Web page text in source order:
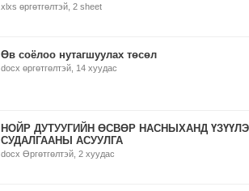
xlxs өргөтгөлтэй, 2 sheet
Өв соёлоо нутагшуулах төсөл
docx өргөтгөлтэй, 14 хуудас
НОЙР ДУТУУГИЙН ӨСВӨР НАСНЫХАНД
СУДАЛГААНЫ АСУУЛГА
docx Өргөтгөлтэй, 2 хуудас